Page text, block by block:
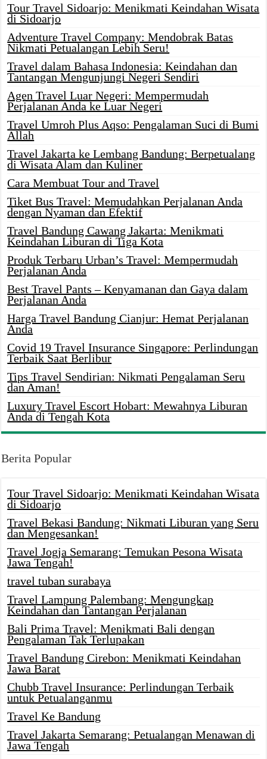
Tour Travel Sidoarjo: Menikmati Keindahan Wisata
di Sidoarjo
Adventure Travel Company: Mendobrak Batas
Nikmati Petualangan Lebih Seru!
Travel dalam Bahasa Indonesia: Keindahan dan
Tantangan Mengunjungi Negeri Sendiri
Agen Travel Luar Negeri: Mempermudah
Perjalanan Anda ke Luar Negeri
Travel Umroh Plus Aqso: Pengalaman Suci di Bumi
Allah
Travel Jakarta ke Lembang Bandung: Berpetualang
di Wisata Alam dan Kuliner
Cara Membuat Tour and Travel
Tiket Bus Travel: Memudahkan Perjalanan Anda
dengan Nyaman dan Efektif
Travel Bandung Cawang Jakarta: Menikmati
Keindahan Liburan di Tiga Kota
Produk Terbaru Urban’s Travel: Mempermudah
Perjalanan Anda
Best Travel Pants – Kenyamanan dan Gaya dalam
Perjalanan Anda
Harga Travel Bandung Cianjur: Hemat Perjalanan
Anda
Covid 19 Travel Insurance Singapore: Perlindungan
Terbaik Saat Berlibur
Tips Travel Sendirian: Nikmati Pengalaman Seru
dan Aman!
Luxury Travel Escort Hobart: Mewahnya Liburan
Anda di Tengah Kota
Berita Popular
Tour Travel Sidoarjo: Menikmati Keindahan Wisata
di Sidoarjo
Travel Bekasi Bandung: Nikmati Liburan yang Seru
dan Mengesankan!
Travel Jogja Semarang: Temukan Pesona Wisata
Jawa Tengah!
travel tuban surabaya
Travel Lampung Palembang: Mengungkap
Keindahan dan Tantangan Perjalanan
Bali Prima Travel: Menikmati Bali dengan
Pengalaman Tak Terlupakan
Travel Bandung Cirebon: Menikmati Keindahan
Jawa Barat
Chubb Travel Insurance: Perlindungan Terbaik
untuk Petualanganmu
Travel Ke Bandung
Travel Jakarta Semarang: Petualangan Menawan di
Jawa Tengah